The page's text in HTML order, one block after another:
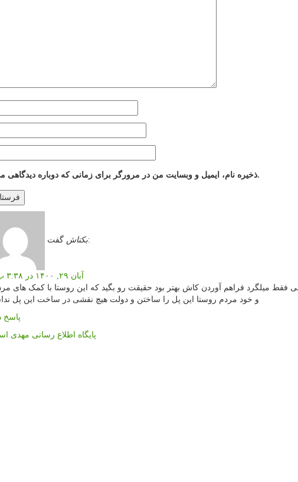
ذخیره نام، ایمیل و وبسایت من در مرورگر برای زمانی که دوباره دیدگاهی می‌نویسم.
بکتاشگفت:
آبان ۲۹, ۱۴۰۰ در ۳:۳۸ ب٫ظ
فقط میلگرد فراهم آوردن کاش بهتر بود حقیقت رو بگید که این روستا با کمک های
و خود مردم روستا این پل را ساختن و دولت هیچ نقشی در ساخت این پل
پاسخ